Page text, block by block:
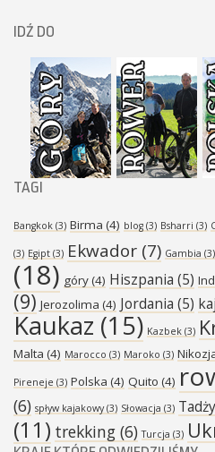
IDŹ DO
TAGI
Bangkok (3) Birma (4) blog (3) Bsharri (3)
(3) Egipt (3) Ekwador (7) Gambia (3)
(18) góry(4) Hiszpania (5)
(9) Jerozolima (4) Jordania (5)
Kaukaz (15) Kazbek (3)
Malta (4) Marocco (3) Maroko (3)
Pireneje (3) Polska (4) Quito (4)
(6) spływ kajakowy(3) Słowacja (3)
(11) trekking (6) Turcja (3)